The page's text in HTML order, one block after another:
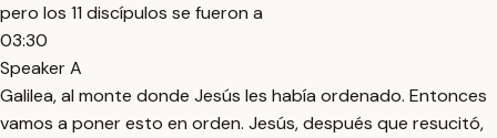
pero los 11 discípulos se fueron a
03:30
Speaker A
Galilea, al monte donde Jesús les había ordenado. Entonces
vamos a poner esto en orden. Jesús, después que resucitó,